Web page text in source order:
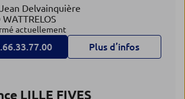
Delvainquière
actuellement
Plus d’infos
LILLE FIVES